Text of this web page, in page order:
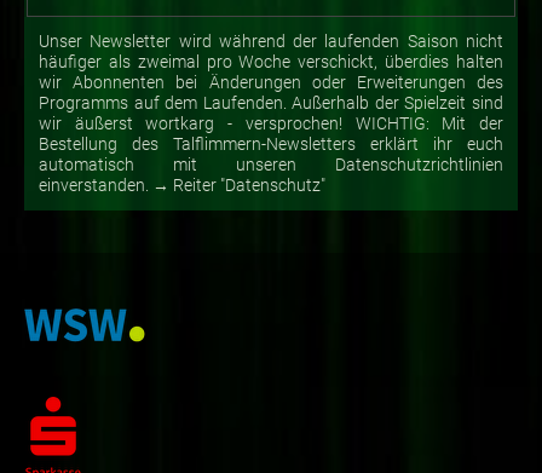
Unser Newsletter wird während der laufenden Saison nicht
häufiger als zweimal pro Woche verschickt, überdies halten
wir Abonnenten bei Änderungen oder Erweiterungen des
Programms auf dem Laufenden. Außerhalb der Spielzeit sind
wir äußerst wortkarg - versprochen! WICHTIG: Mit der
Bestellung des Talflimmern-Newsletters erklärt ihr euch
automatisch mit unseren Datenschutzrichtlinien
einverstanden. → Reiter "Datenschutz"